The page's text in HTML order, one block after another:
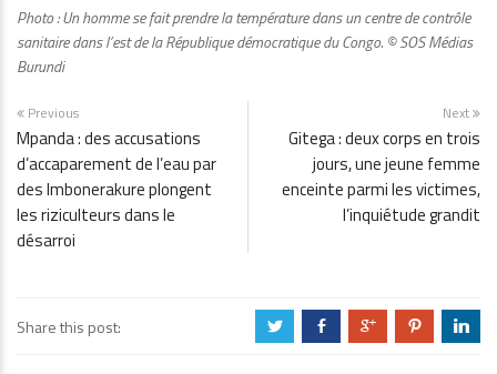
Photo : Un homme se fait prendre la température dans un centre de contrôle
sanitaire dans l’est de la République démocratique du Congo. © SOS Médias
Burundi
Previous
Mpanda : des accusations
d’accaparement de l’eau par
des Imbonerakure plongent
les riziculteurs dans le
désarroi
Next
Gitega : deux corps en trois
jours, une jeune femme
enceinte parmi les victimes,
l’inquiétude grandit
Share this post: a b c d j